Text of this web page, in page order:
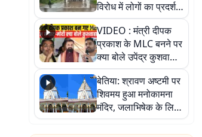
विरोध में लोगों का प्रदर्शन,
स्थायी समाधान की मांग
VIDEO : मंत्री दीपक
प्रकाश के MLC बनने पर
क्या बोले उपेंद्र कुशवाहा,
सुनिए
बेतिया: श्रावण अष्टमी पर
शिवमय हुआ मनोकामना
मंदिर, जलाभिषेक के लिए
लगी लंबी कतारें